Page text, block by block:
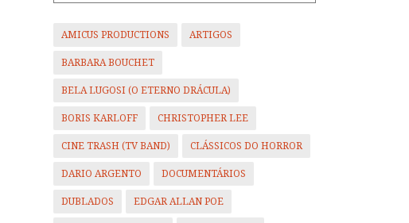
AMICUS PRODUCTIONS ARTIGOS
BARBARA BOUCHET
BELA LUGOSI (O ETERNO DRÁCULA)
BORIS KARLOFF CHRISTOPHER LEE
CINE TRASH (TV BAND) CLÁSSICOS DO HORROR
DARIO ARGENTO DOCUMENTÁRIOS
DUBLADOS EDGAR ALLAN POE